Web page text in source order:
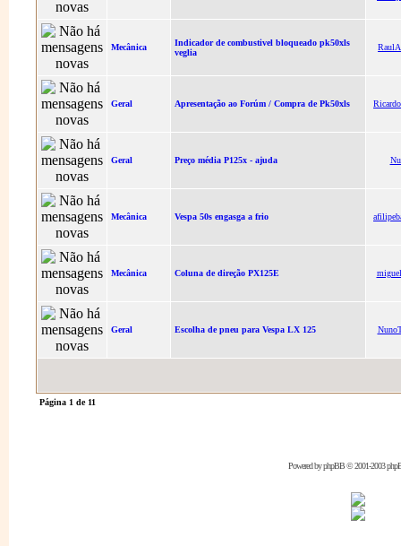
Mecânica
Indicador de combustivel bloqueado pk50xls
veglia
Geral Apresentação ao Forúm / Compra de Pk50xls
Geral Preço média P125x - ajuda
Mecânica Vespa 50s engasga a frio
Mecânica Coluna de direção PX125E
Geral Escolha de pneu para Vespa LX 125
Página 1 de 11
Powered byphpBB© 2001-2003